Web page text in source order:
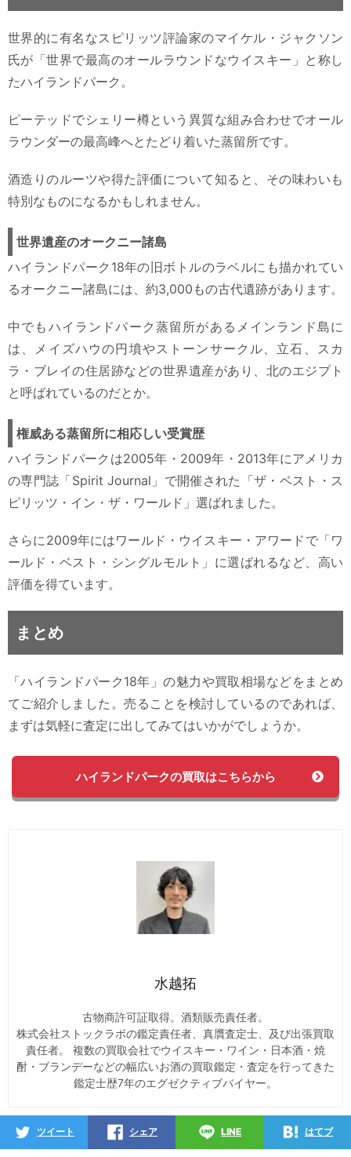
世界的に有名なスピリッツ評論家のマイケル・ジャクソン
氏が「世界で最高のオールラウンドなウイスキー」と称し
たハイランドパーク。
ピーテッドでシェリー樽という異質な組み合わせでオール
ラウンダーの最高峰へとたどり着いた蒸留所です。
酒造りのルーツや得た評価について知ると、その味わいも
特別なものになるかもしれません。
世界遺産のオークニー諸島
ハイランドパーク18年の旧ボトルのラベルにも描かれてい
るオークニー諸島には、約3,000もの古代遺跡があります。
中でもハイランドパーク蒸留所があるメインランド島に
は、メイズハウの円墳やストーンサークル、立石、スカ
ラ・ブレイの住居跡などの世界遺産があり、北のエジプト
と呼ばれているのだとか。
権威ある蒸留所に相応しい受賞歴
ハイランドパークは2005年・2009年・2013年にアメリカ
の専門誌「Spirit Journal」で開催された「ザ・ベスト・ス
ピリッツ・イン・ザ・ワールド」選ばれました。
さらに2009年にはワールド・ウイスキー・アワードで「ワ
ールド・ベスト・シングルモルト」に選ばれるなど、高い
評価を得ています。
まとめ
「ハイランドパーク18年」の魅力や買取相場などをまとめ
てご紹介しました。売ることを検討しているのであれば、
まずは気軽に査定に出してみてはいかがでしょうか。
ハイランドパークの買取はこちらから
水越拓
古物商許可証取得。酒類販売責任者。
株式会社ストックラボの鑑定責任者、真贋査定士、及び出張買取
責任者。 複数の買取会社でウイスキー・ワイン・日本酒・焼
酎・ブランデーなどの幅広いお酒の買取鑑定・査定を行ってきた
鑑定士歴7年のエグゼクティブバイヤー。
ツイート シェア LINE はてブ